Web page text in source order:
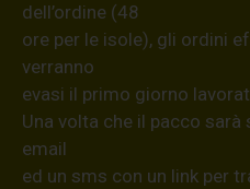
dell’ordine (48
ore per le isole), gli ordini
verranno
evasi il primo giorno
Una volta che il pacco
email
ed un sms con un link per